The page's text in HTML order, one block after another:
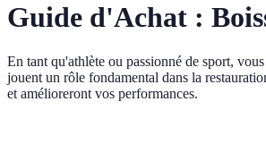
Guide d'Achat :
En tant qu'athlète ou passionné de sport,
jouent un rôle fondamental dans la
et amélioreront vos performances.